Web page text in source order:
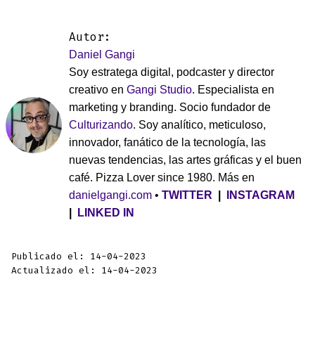
Autor:
Daniel Gangi
Soy estratega digital, podcaster y director
creativo en Gangi Studio. Especialista en
marketing y branding. Socio fundador de
Culturizando. Soy analítico, meticuloso,
innovador, fanático de la tecnología, las
nuevas tendencias, las artes gráficas y el buen
café. Pizza Lover since 1980. Más en
danielgangi.com • TWITTER
INSTAGRAM
LINKED IN
Publicado el: 14-04-2023
Actualizado el: 14-04-2023